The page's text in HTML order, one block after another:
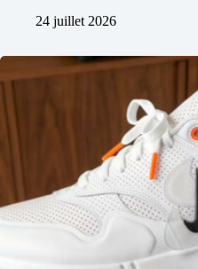
24 juillet 2026